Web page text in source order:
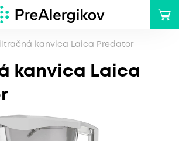
kanvica Laica Predator
kanvica Laica